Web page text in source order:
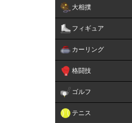
大相撲
フィギュア
カーリング
格闘技
ゴルフ
テニス